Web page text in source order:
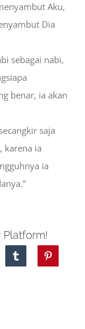
Aku,
Dia
sebagai nabi,
benar, ia akan
saja
karena ia
ia
Platform!